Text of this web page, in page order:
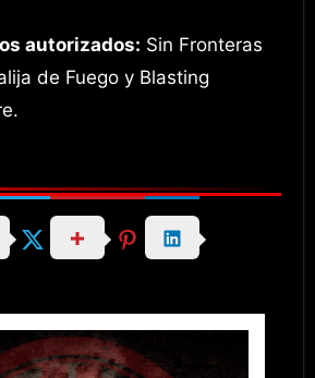
autorizados: Sin Fronteras
de Fuego y Blasting